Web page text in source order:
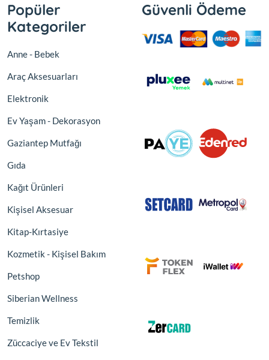
Popüler
Kategoriler
Anne - Bebek
Araç Aksesuarları
Elektronik
Ev Yaşam - Dekorasyon
Gaziantep Mutfağı
Gıda
Kağıt Ürünleri
Kişisel Aksesuar
Kitap-Kırtasiye
Kozmetik - Kişisel Bakım
Petshop
Siberian Wellness
Temizlik
Züccaciye ve Ev Tekstil
Güvenli Ödeme